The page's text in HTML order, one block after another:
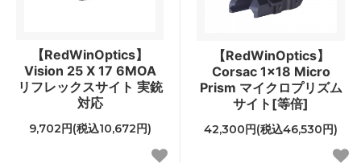
【RedWinOptics】
Vision 25 X 17 6MOA
リフレックスサイト 実銃
対応
9,702円(税込10,672円)
【RedWinOptics】
Corsac 1x18 Micro
Prism マイクロプリズム
サイト[等倍]
42,300円(税込46,530円)